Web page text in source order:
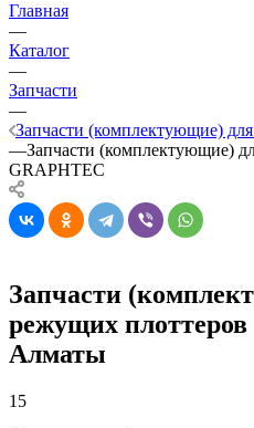
Главная
—
Каталог
—
Запчасти
—
Запчасти (комплектующие)
—Запчасти (комплектующие)
GRAPHTEC
Запчасти
режущих
Алматы
15